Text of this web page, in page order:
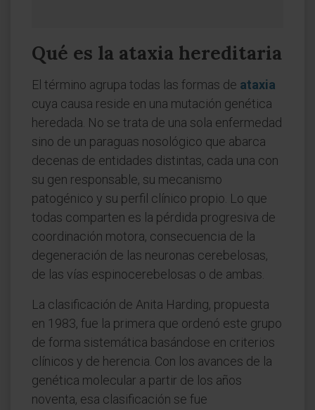
Qué es la ataxia hereditaria
El término agrupa todas las formas de ataxia
cuya causa reside en una mutación genética
heredada. No se trata de una sola enfermedad
sino de un paraguas nosológico que abarca
decenas de entidades distintas, cada una con
su gen responsable, su mecanismo
patogénico y su perfil clínico propio. Lo que
todas comparten es la pérdida progresiva de
coordinación motora, consecuencia de la
degeneración de las neuronas cerebelosas,
de las vías espinocerebelosas o de ambas.
La clasificación de Anita Harding, propuesta
en 1983, fue la primera que ordenó este grupo
de forma sistemática basándose en criterios
clínicos y de herencia. Con los avances de la
genética molecular a partir de los años
noventa, esa clasificación se fue